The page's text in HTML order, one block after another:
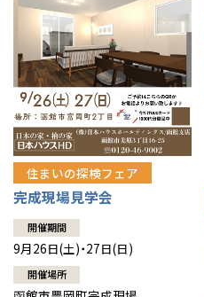
住まいの探検フェア
完成現場見学会
開催期間
9月26日(土)・27日(日)
開催場所